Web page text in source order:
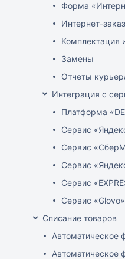
Форма
Интернет-заказ
Комплектация
Замены
Отчеты
Интеграция с
Платформа
Сервис
Сервис
Сервис
Сервис
Сервис «Glovo»
Списание товаров
Автоматическое
Автоматическое